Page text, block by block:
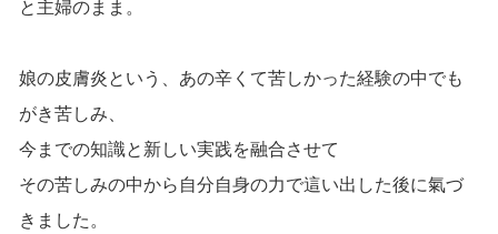
と主婦のまま。
娘の皮膚炎という、あの辛くて苦しかった経験の中でも
がき苦しみ、
今までの知識と新しい実践を融合させて
その苦しみの中から自分自身の力で這い出した後に氣づ
きました。